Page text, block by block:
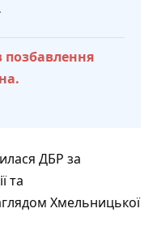
позбавлення
ДБР за
та
Хмельницької